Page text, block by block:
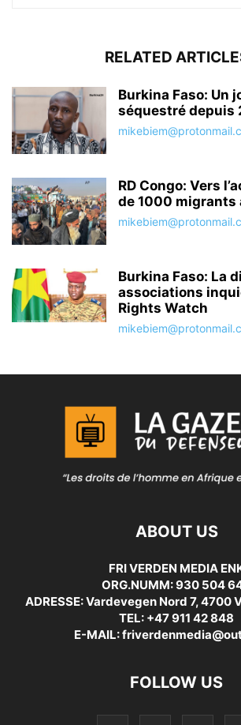
RELATED
Burkina Faso: Un
séquestré depuis
RD Congo: Vers
de 1000 migrants
Burkina Faso: La
associations
Rights Watch
ABOUT US
FRI VERDEN MEDIA
ORG.NUMM: 930 504
ADRESSE: Vardevegen Nord 7, 4700
TEL: +47 911 42 848
E-MAIL:
FOLLOW US